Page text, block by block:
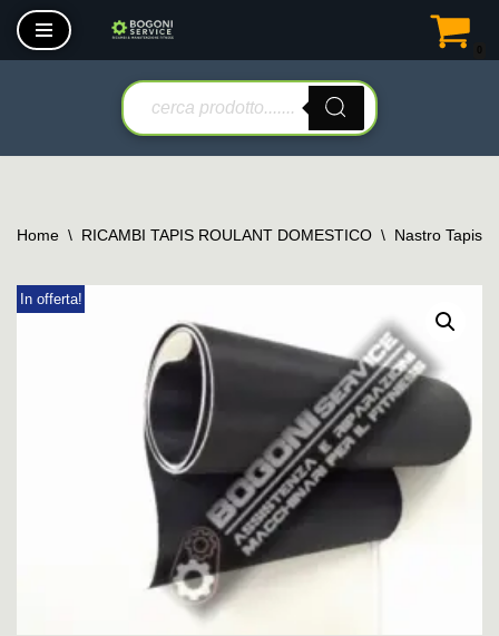
Vai
Home \ RICAMBI TAPIS ROULANT DOMESTICO \ Nastro Tapis
In offerta!